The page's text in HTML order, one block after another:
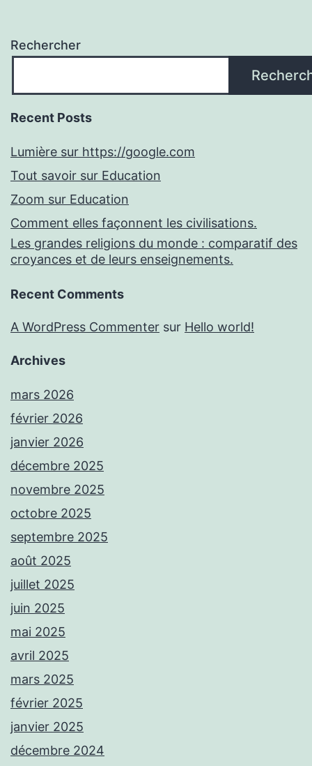
Rechercher
Recent Posts
Lumière sur https://google.com
Tout savoir sur Education
Zoom sur Education
Comment elles façonnent les civilisations.
Les grandes religions du monde : comparatif des
croyances et de leurs enseignements.
Recent Comments
A WordPress Commenter sur Hello world!
Archives
mars 2026
février 2026
janvier 2026
décembre 2025
novembre 2025
octobre 2025
septembre 2025
août 2025
juillet 2025
juin 2025
mai 2025
avril 2025
mars 2025
février 2025
janvier 2025
décembre 2024